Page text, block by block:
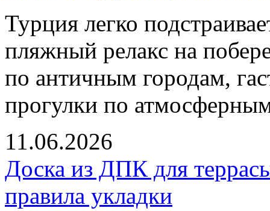
Турция легко
пляжный релакс на
по античным городам,
прогулки по
11.06.2026
Доска из ДПК для
правила укладки